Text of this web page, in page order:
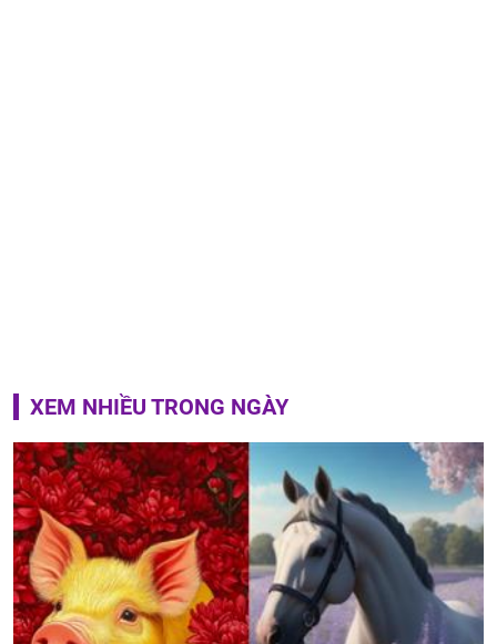
XEM NHIỀU TRONG NGÀY